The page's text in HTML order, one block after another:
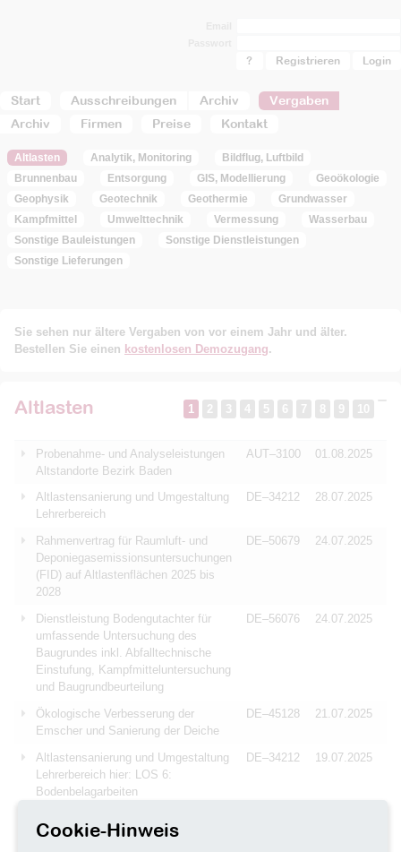
Start Ausschreibungen Archiv
Vergaben
Archiv
Firmen Preise Kontakt
? Registrieren
Altlasten Analytik, Monitoring
Bildflug, Luftbild
Brunnenbau
Entsorgung GIS, Modellierung
Geoökologie
Geophysik
Geotechnik Geothermie
Grundwasser
Kampfmittel
Umwelttechnik Vermessung
Wasserbau
Sonstige Bauleistungen
Sonstige Dienstleistungen
Sonstige Lieferungen
Sie sehen nur ältere Vergaben von vor einem Jahr und älter.
Bestellen Sie einen kostenlosen Demozugang.
Altlasten 1 2 3 4 5 6 7 8 9 10
Probenahme- und Analyseleistungen
Altstandorte Bezirk Baden
AUT–3100 01.08.2025
Altlastensanierung und Umgestaltung
Lehrerbereich
DE–34212 28.07.2025
Rahmenvertrag für Raumluft- und
Deponiegasemissionsuntersuchungen
(FID) auf Altlastenflächen 2025 bis
2028
DE–50679 24.07.2025
Dienstleistung Bodengutachter für
umfassende Untersuchung des
Baugrundes inkl. Abfalltechnische
Einstufung, Kampfmitteluntersuchung
und Baugrundbeurteilung
DE–56076 24.07.2025
Ökologische Verbesserung der
Emscher und Sanierung der Deiche
DE–45128 21.07.2025
Altlastensanierung und Umgestaltung
Lehrerbereich hier: LOS 6:
Bodenbelagarbeiten
DE–34212 19.07.2025
Grundwassersanierungsanlage im
Cookie-Hinweis